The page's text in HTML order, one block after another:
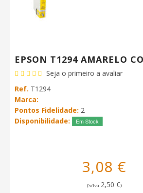
EPSON T1294 AMARELO
Seja o primeiro a avaliar
Ref. T1294
Marca:
Pontos Fidelidade: 2
Disponibilidade:
Em Stock
3,08 €
(S/Iva 2,50 €)